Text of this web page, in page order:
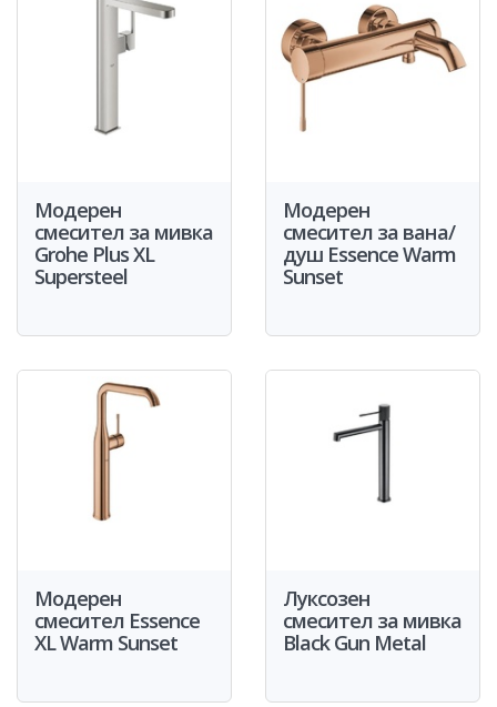
Модерен
смесител за мивка
Grohe Plus XL
Supersteel
Модерен
смесител за вана/
душ Essence Warm
Sunset
Модерен
смесител Essence
XL Warm Sunset
Луксозен
смесител за мивка
Black Gun Metal